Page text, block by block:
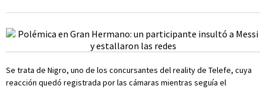
Se trata de Nigro, uno de los concursantes del reality de Telefe, cuya
reacción quedó registrada por las cámaras mientras seguía el